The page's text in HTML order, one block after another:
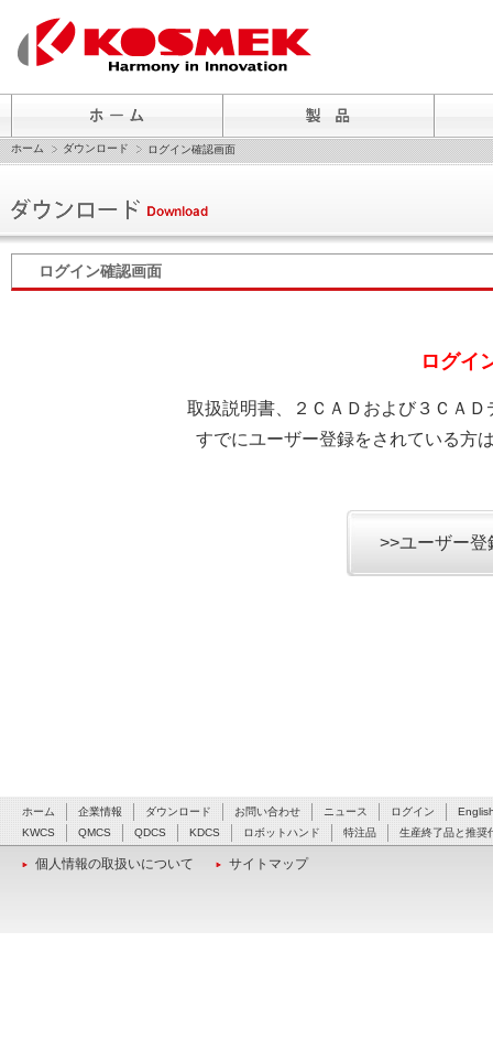
ホーム ダウンロード ログイン確認画面
ログイン確認画面
ログイ
取扱説明書、２ＣＡＤおよび３ＣＡ
すでにユーザー登録をされている方
>>ユーザー
ホーム 企業情報 ダウンロード お問い合わせ ニュース ログイン
KWCS
QMCS QDCS KDCS ロボットハンド 特注品 生産終了品と推奨
個人情報の取扱いについて サイトマップ